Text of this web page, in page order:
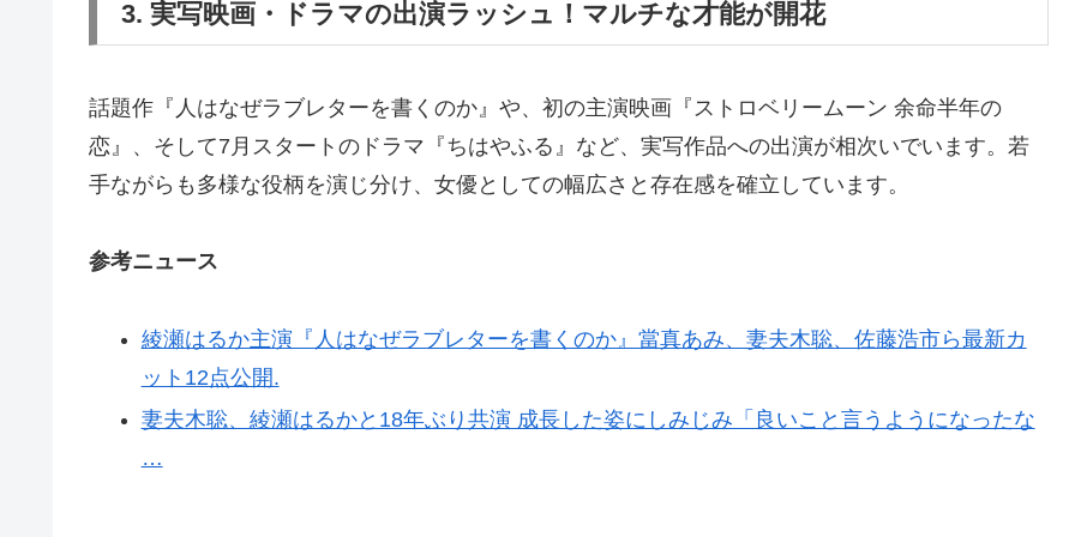
3. 実写映画・ドラマの出演ラッシュ！マルチな才能が開花
話題作『人はなぜラブレターを書くのか』や、初の主演映画『ストロベリームーン 余命半年の
恋』、そして7月スタートのドラマ『ちはやふる』など、実写作品への出演が相次いでいます。若
手ながらも多様な役柄を演じ分け、女優としての幅広さと存在感を確立しています。
参考ニュース
綾瀬はるか主演『人はなぜラブレターを書くのか』當真あみ、妻夫木聡、佐藤浩市ら最新カ
ット12点公開.
妻夫木聡、綾瀬はるかと18年ぶり共演 成長した姿にしみじみ「良いこと言うようになったな
…